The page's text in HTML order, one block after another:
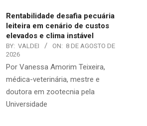
Rentabilidade desafia pecuária
leiteira em cenário de custos
elevados e clima instável
BY: VALDEI ON: 8 DE AGOSTO DE
2026
Por Vanessa Amorim Teixeira,
médica-veterinária, mestre e
doutora em zootecnia pela
Universidade